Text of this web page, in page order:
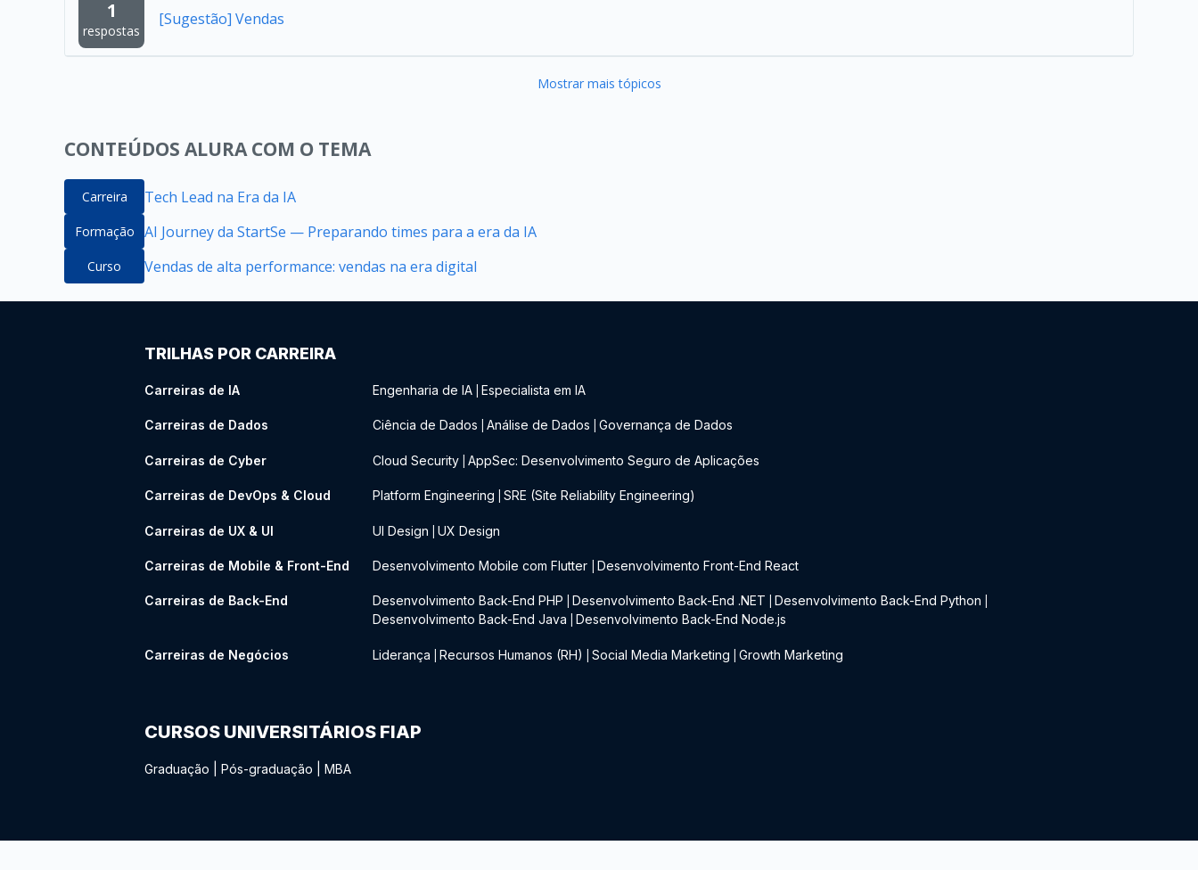
1
respostas
[Sugestão] Vendas
Mostrar mais tópicos
CONTEÚDOS ALURA COM O TEMA
Carreira Tech Lead na Era da IA
Formação AI Journey da StartSe — Preparando times para a era da IA
Curso Vendas de alta performance: vendas na era digital
TRILHAS POR CARREIRA
Carreiras de IA Engenharia de IA Especialista em IA
Carreiras de Dados Ciência de Dados Análise de Dados Governança de Dados
Carreiras de Cyber Cloud Security AppSec: Desenvolvimento Seguro de Aplicações
Carreiras de DevOps & Cloud Platform Engineering SRE (Site Reliability Engineering)
Carreiras de UX & UI UI Design UX Design
Carreiras de Mobile & Front-End Desenvolvimento Mobile com Flutter Desenvolvimento Front-End React
Carreiras de Back-End Desenvolvimento Back-End PHP Desenvolvimento Back-End .NET Desenvolvimento Back-End Python
Desenvolvimento Back-End Java Desenvolvimento Back-End Node.js
Carreiras de Negócios Liderança Recursos Humanos (RH) Social Media Marketing Growth Marketing
CURSOS UNIVERSITÁRIOS FIAP
Graduação Pós-graduação MBA